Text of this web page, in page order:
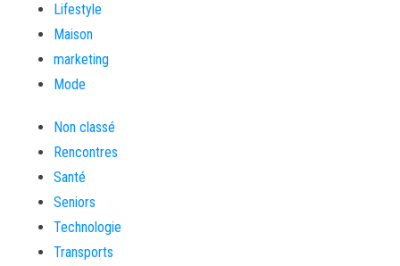
Lifestyle
Maison
marketing
Mode
Non classé
Rencontres
Santé
Seniors
Technologie
Transports